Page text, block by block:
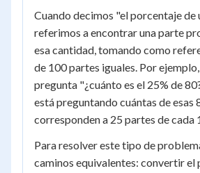
Cuando decimos "el porcentaje de
referimos a encontrar una parte
esa cantidad, tomando como
de 100 partes iguales. Por
pregunta "¿cuánto es el 25% de
está preguntando cuántas de esas
corresponden a 25 partes de cada
Para resolver este tipo de
caminos equivalentes: convertir el